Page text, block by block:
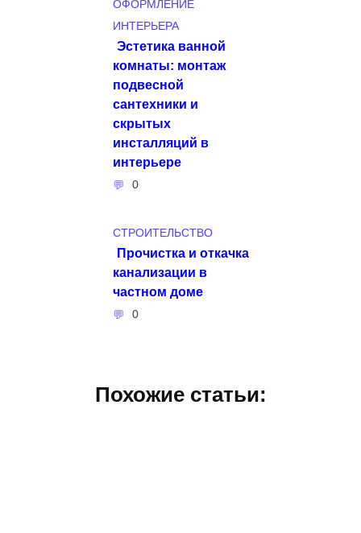
ОФОРМЛЕНИЕ
ИНТЕРЬЕРА
Эстетика ванной
комнаты: монтаж
подвесной
сантехники и
скрытых
инсталляций в
интерьере
0
СТРОИТЕЛЬСТВО
Прочистка и откачка
канализации в
частном доме
0
Похожие статьи: